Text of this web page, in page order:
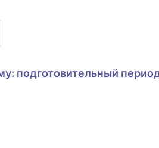
подготовительный